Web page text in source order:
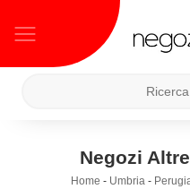
Negozi
Home - Umbria-